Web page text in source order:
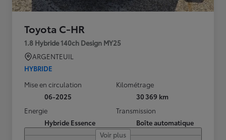
Toyota C-HR
1.8 Hybride 140ch Design MY25
ARGENTEUIL
HYBRIDE
Mise en circulation
06-2025
Kilométrage
30 369 km
Energie
Hybride Essence
Transmission
Boîte automatique
Voir plus